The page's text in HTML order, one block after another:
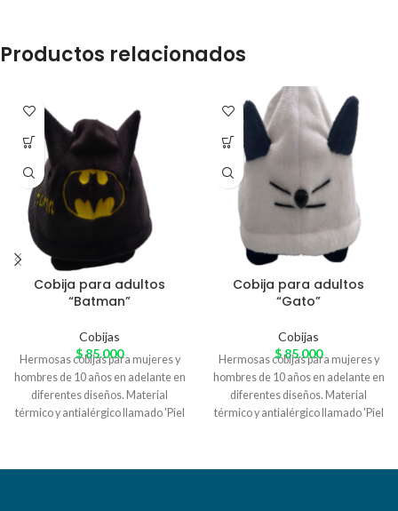
Productos relacionados
Cobija para adultos
“Batman”
Cobijas
$85.000
Hermosas cobijas para mujeres y
hombres de 10 años en adelante en
diferentes diseños. Material
térmico y antialérgico llamado 'Piel
colores
Cobija para adultos
“Gato”
Cobijas
$85.000
Hermosas cobijas para mujeres y
hombres de 10 años en adelante en
diferentes diseños. Material
térmico y antialérgico llamado 'Piel
colores